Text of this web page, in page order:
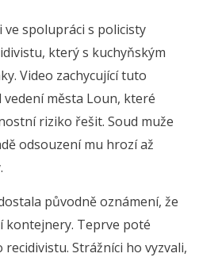
spolupráci s policisty
který s kuchyňským
Video zachycující tuto
města Loun, které
riziko řešit. Soud muže
odsouzení mu hrozí až
původně oznámení, že
kontejnery. Teprve poté
Strážníci ho vyzvali,